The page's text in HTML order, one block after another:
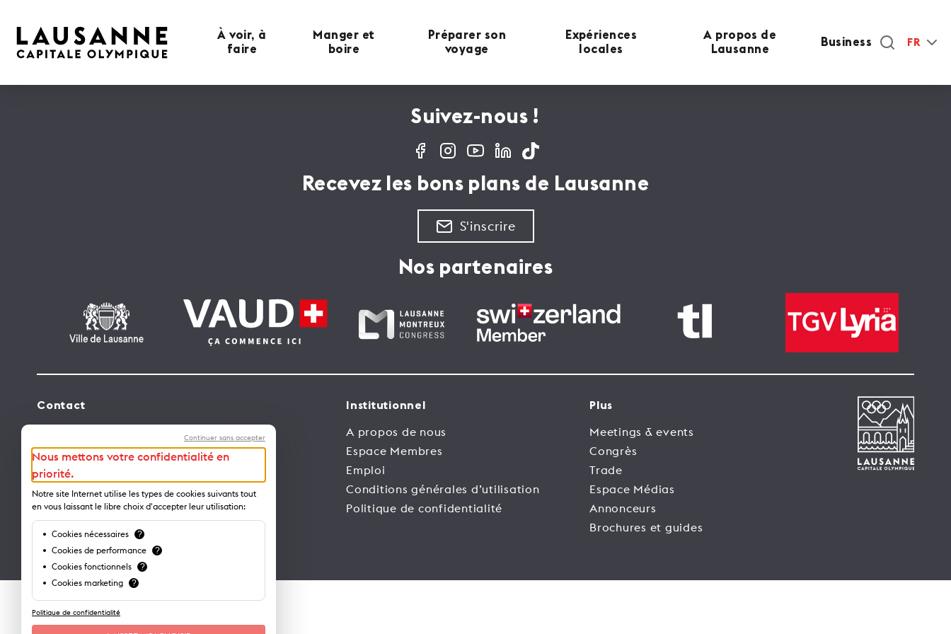
À voir, à
faire
Manger et
boire
Préparer son
voyage
Expériences
locales
A propos de
Lausanne
Business FR
Suivez-nous !
Recevez les bons plans de Lausanne
S'inscrire
Nos partenaires
Contact
Avenue de Rhodanie 2 – CP 975
1001 Lausanne – Suisse
info@lausanne-tourisme.ch
+41 21 613 73 73
Où nous trouver ?
Institutionnel
A propos de nous
Espace Membres
Emploi
Conditions générales d’utilisation
Politique de confidentialité
Plus
Meetings & events
Congrès
Trade
Espace Médias
Annonceurs
Brochures et guides
Continuer sans accepter
Nous mettons votre confidentialité en
priorité.
Notre site Internet utilise les types de cookies suivants tout
en vous laissant le libre choix d'accepter leur utilisation:
Cookies nécessaires ?
Cookies de performance ?
Cookies fonctionnels ?
Cookies marketing ?
Politique de confidentialité